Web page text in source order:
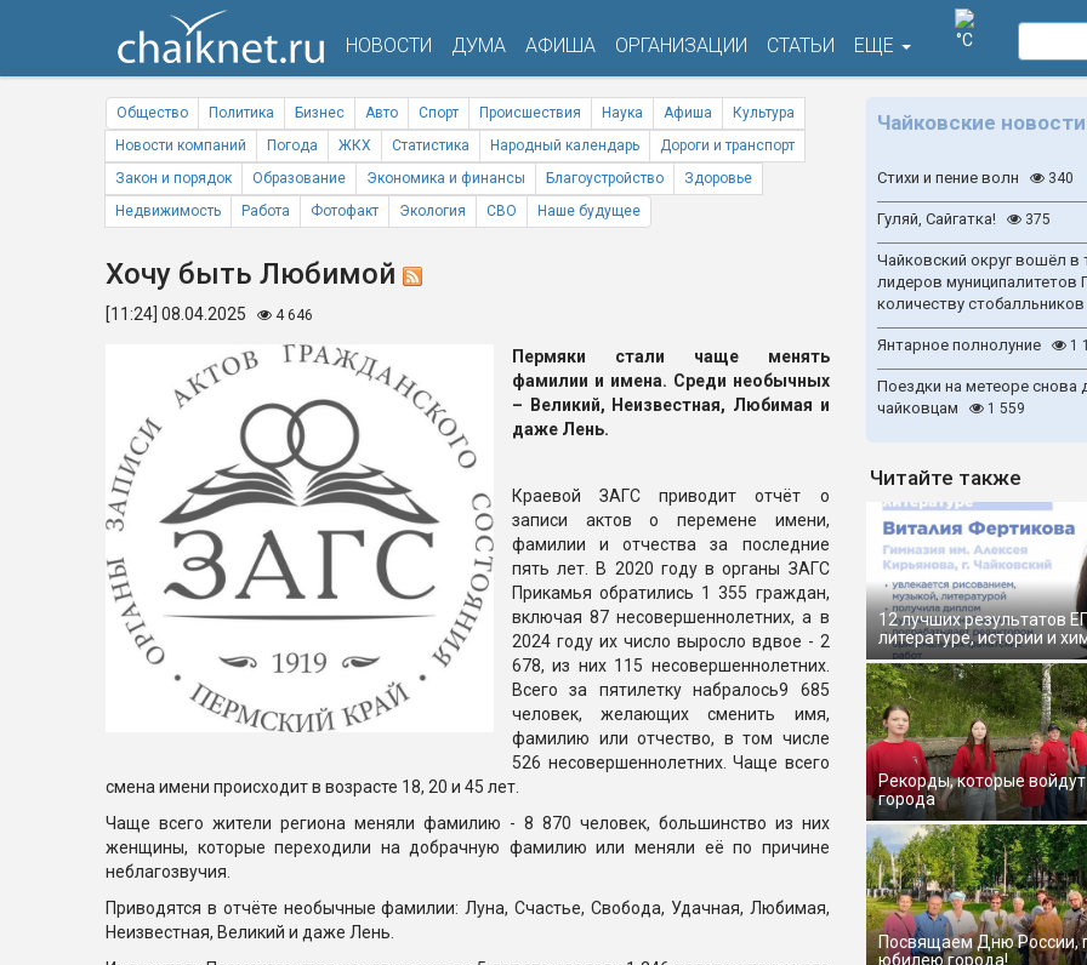
НОВОСТИ ДУМА АФИША ОРГАНИЗАЦИИ СТАТЬИ ЕЩЕ °C
Общество Политика Бизнес Авто Спорт Происшествия Наука Афиша
Культура
Новости компаний
Погода ЖКХ Статистика Народный календарь
Дороги и транспорт
Закон и порядок
Образование Экономика и финансы Благоустройство
Здоровье
Недвижимость
Работа Фотофакт Экология СВО Наше будущее
Хочу быть Любимой
[11:24] 08.04.2025 4 646
Пермяки стали чаще менять
фамилии и имена. Среди необычных
– Великий, Неизвестная, Любимая и
даже Лень.
Краевой ЗАГС приводит отчёт о
записи актов о перемене имени,
фамилии и отчества за последние
пять лет. В 2020 году в органы ЗАГС
Прикамья обратились 1 355 граждан,
включая 87 несовершеннолетних, а в
2024 году их число выросло вдвое - 2
678, из них 115 несовершеннолетних.
Всего за пятилетку набралось9 685
человек, желающих сменить имя,
фамилию или отчество, в том числе
526 несовершеннолетних. Чаще всего
смена имени происходит в возрасте 18, 20 и 45 лет.
Чаще всего жители региона меняли фамилию - 8 870 человек, большинство из них
женщины, которые переходили на добрачную фамилию или меняли её по причине
неблагозвучия.
Приводятся в отчёте необычные фамилии: Луна, Счастье, Свобода, Удачная, Любимая,
Неизвестная, Великий и даже Лень.
Чайковские новости
Стихи и пение волн 340
Гуляй, Сайгатка! 375
Чайковский округ вошёл в
лидеров муниципалитетов
количеству
Янтарное полнолуние 1
Поездки на метеоре снова
чайковцам
1 559
Читайте также
12 лучших результатов
литературе, истории и
Рекорды, которые
города
Посвящаем Дню России,
юбилею города!